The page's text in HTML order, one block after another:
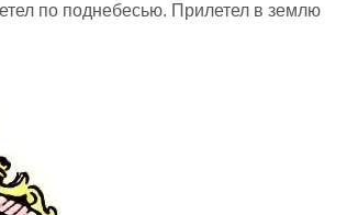
по поднебесью. Прилетел в землю